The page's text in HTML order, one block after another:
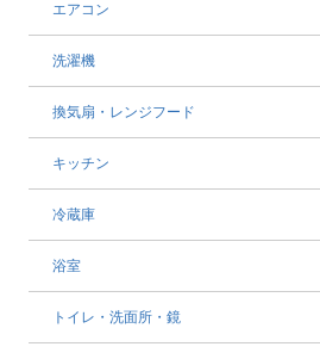
エアコン
洗濯機
換気扇・レンジフード
キッチン
冷蔵庫
浴室
トイレ・洗面所・鏡